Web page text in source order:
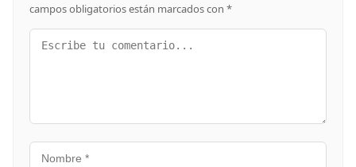
campos obligatorios están marcados con *